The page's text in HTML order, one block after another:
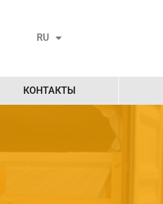
RU
EN
КОНТАКТЫ